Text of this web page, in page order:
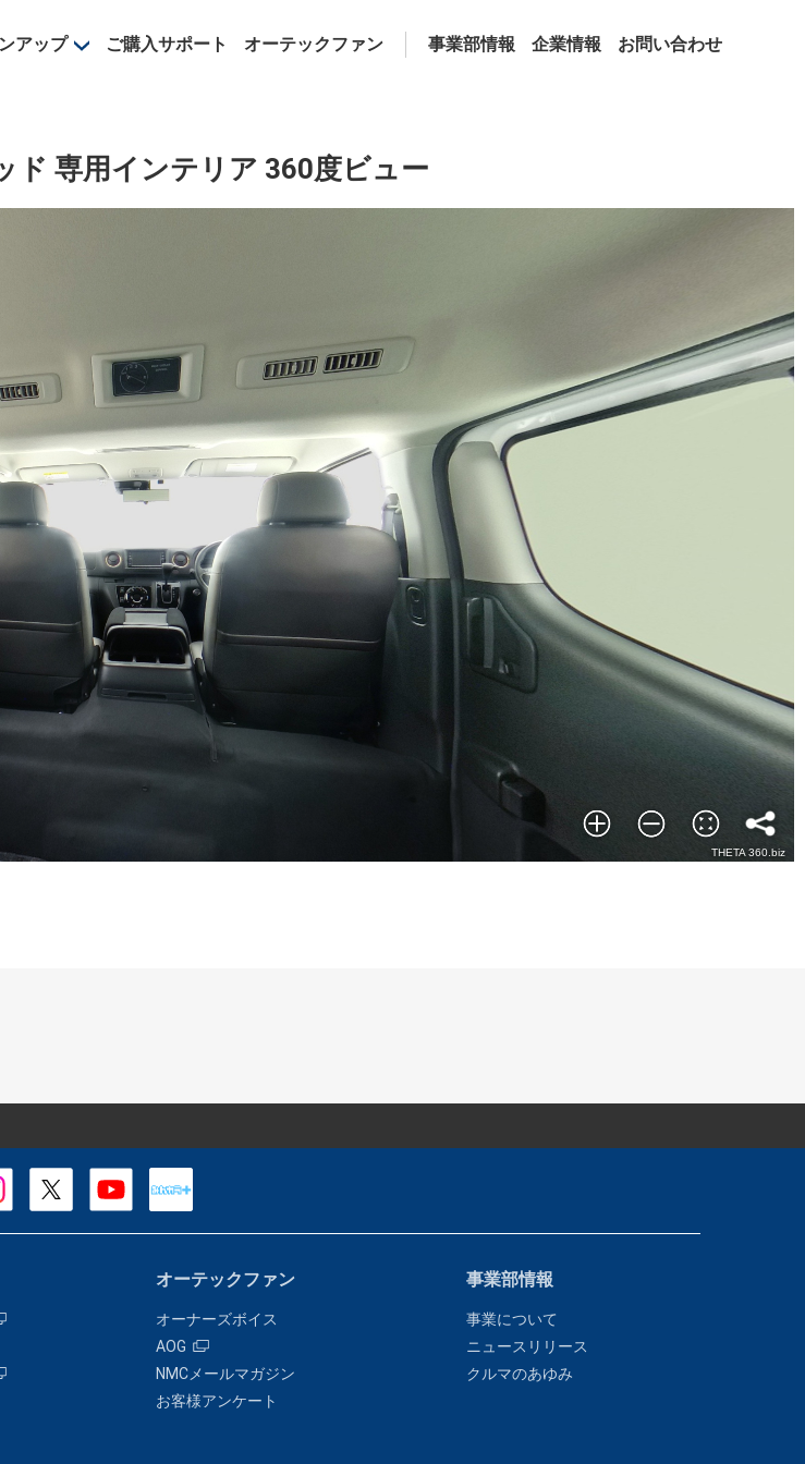
アップ ご購入サポート オーテックファン 事業部情報 企業情報 お問い合わせ
ド 専用インテリア 360度ビュー
オーテックファン
オーナーズボイス
AOG
NMCメールマガジン
お客様アンケート
事業部情報
事業について
ニュースリリース
クルマのあゆみ